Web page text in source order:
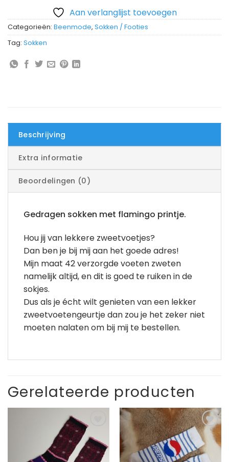
Aan verlanglijst toevoegen
Categorieën: Beenmode, Sokken / Footies
Tag: Sokken
Beschrijving
Extra informatie
Beoordelingen (0)
Gedragen sokken met flamingo printje.
Hou jij van lekkere zweetvoetjes?
Dan ben je bij mij aan het goede adres!
Mijn maat 42 verzorgde voeten zweten
namelijk altijd, en dit is goed te ruiken in de
sokjes.
Dus als je écht wilt genieten van een lekker
zweetvoetengeurtje dan zou je het zeker niet
moeten nalaten om bij mij te bestellen.
Gerelateerde producten